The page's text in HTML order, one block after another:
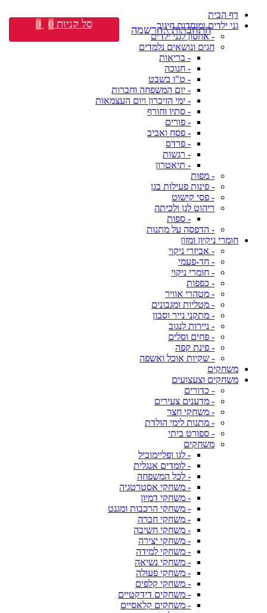
דף הבית
גני ילדים ומוסדות חינוך
- אחסון לגני ילדים
חגים ונושאים נלמדים
- בריאות
- חנוכה
- ט"ו בשבט
- יום המשפחה וחברות
- ימי הזיכרון ויום העצמאות
- סתיו וחורף
- פורים
- פסח ואביב
- פרדס
- רגשות
- תיאטרון
- מפות
- פינות פעילות בגן
- פסי קישוט
ריהוט לגן ולכיתה
- ספות
- הדפסה על מתנות
חומרי ניקיון ומזון
- אביזרי ניקוי
- חד-פעמי
- חומרי ניקוי
- כפפות
- מטהרי אוויר
- מטליות ומגבונים
- מתקני נייר וסבון
- ניירות לנגוב
- פחים וסלים
- פינת קפה
- שקיות אוכל ואשפה
משחקים
משחקים וצעצועים
- כדורים
- מדענים צעירים
- משחקי חצר
- מתנות לימי הולדת
- ספורט ביתי
משחקים
- לגו ופליימוביל
- לומדים אנגלית
- לכל המשפחה
- משחקי אסטרטגיה
- משחקי דמיון
- משחקי הרכבות ומגנט
- משחקי חברה
- משחקי חשיבה
- משחקי יצירה
- משחקי למידה
- משחקי נשיאה
- משחקי פעולה
- משחקי קלפים
- משחקים דידקטיים
- משחקים קלאסיים
התחברות \ הרשמה סל קניות 0
0